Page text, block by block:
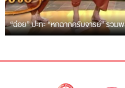
“ฉ่อย” ปะทะ “หกฉากครับจารย์” รวม